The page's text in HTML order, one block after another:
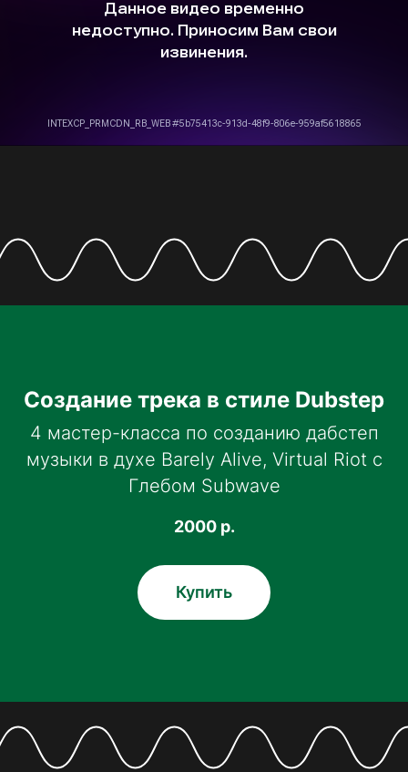
Создание трека в стиле Dubstep
4 мастер-класса по созданию дабстеп
музыки в духе Barely Alive, Virtual Riot с
Глебом Subwave
2000 р.
Купить